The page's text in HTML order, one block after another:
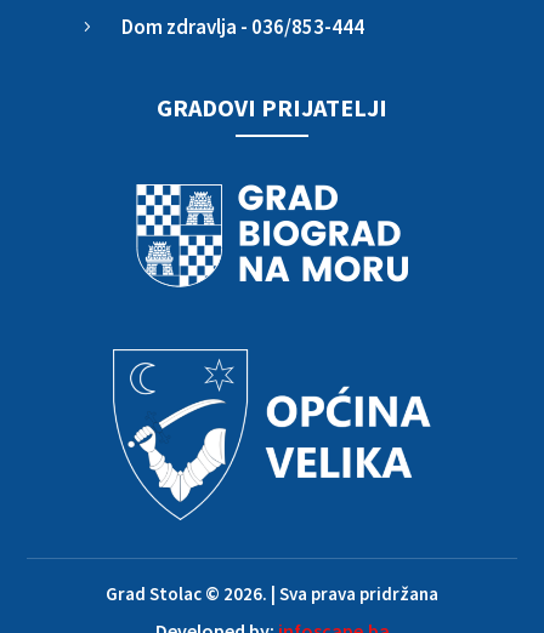
5 Dom zdravlja - 036/853-444
GRADOVI PRIJATELJI
Grad Stolac © 2026. | Sva prava pridržana